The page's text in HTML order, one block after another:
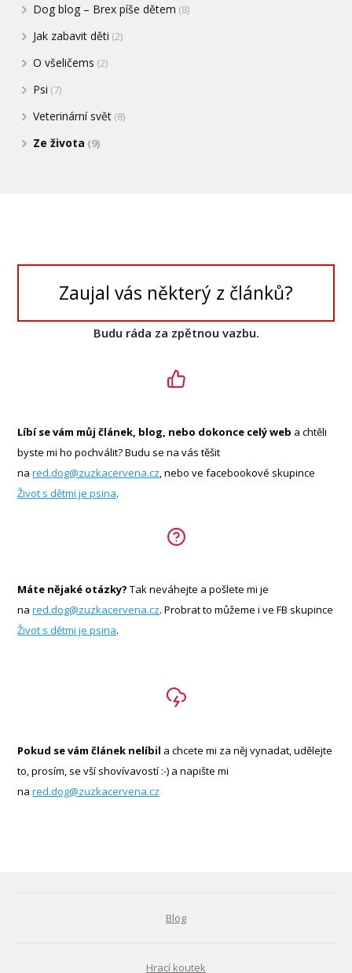
Dog blog – Brex píše dětem (8)
Jak zabavit děti (2)
O všeličems (2)
Psi (7)
Veterinární svět (8)
Ze života (9)
Zaujal vás některý z článků?
Budu ráda za zpětnou vazbu.
Líbí se vám můj článek, blog, nebo dokonce celý web a chtěli
byste mi ho pochválit? Budu se na vás těšit
nared.dog@zuzkacervena.cz, nebo ve facebookové skupince
Život s dětmi je psina.
Máte nějaké otázky? Tak neváhejte a pošlete mi je
nared.dog@zuzkacervena.cz. Probrat to můžeme i ve FB skupince
Život s dětmi je psina.
Pokud se vám článek nelíbil a chcete mi za něj vynadat, udělejte
to, prosím, se vší shovívavostí :-) a napište mi
nared.dog@zuzkacervena.cz
Blog
Hrací koutek